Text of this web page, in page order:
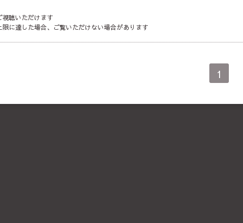
聴いただけます
に達した場合、ご覧いただけない場合があります
1